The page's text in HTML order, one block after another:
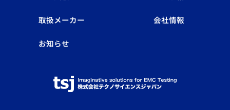
取扱メーカー
お知らせ
会社情報